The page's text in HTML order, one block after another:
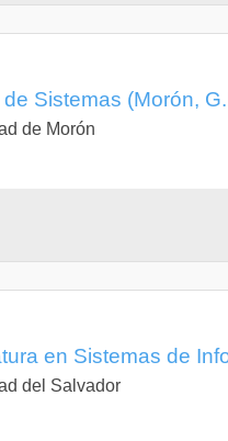
Sistemas (Morón,
de Morón
en Sistemas de
del Salvador